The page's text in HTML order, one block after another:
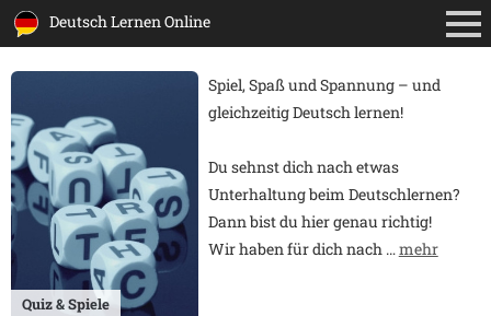
Deutsch Lernen Online
Quiz & Spiele
Spiel, Spaß und Spannung – und
gleichzeitig Deutsch lernen!
Du sehnst dich nach etwas
Unterhaltung beim Deutschlernen?
Dann bist du hier genau richtig!
Wir haben für dich nach…mehr